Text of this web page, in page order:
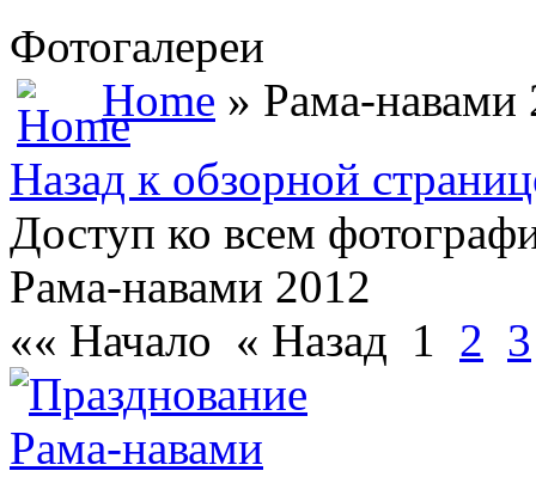
Фотогалереи
Home » Рама-навами
Назад к обзорной
Доступ ко всем
Рама-навами 2012
«« Начало « Назад 1 2 3